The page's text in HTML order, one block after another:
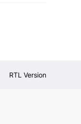
RTL Version